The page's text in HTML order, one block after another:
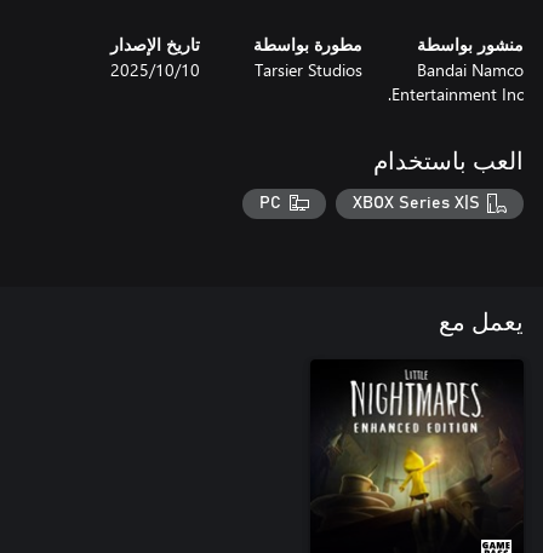
منشور بواسطة
Bandai Namco
Entertainment Inc.
مطورة بواسطة
Tarsier Studios
تاريخ الإصدار
10‏/10‏/2025
العب باستخدام
XBOX Series X|S
PC
يعمل مع